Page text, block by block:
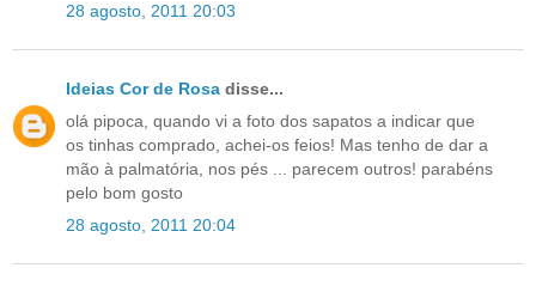
28 agosto, 2011 20:03
Ideias Cor de Rosa disse...
olá pipoca, quando vi a foto dos sapatos a indicar que
os tinhas comprado, achei-os feios! Mas tenho de dar a
mão à palmatória, nos pés ... parecem outros! parabéns
pelo bom gosto
28 agosto, 2011 20:04